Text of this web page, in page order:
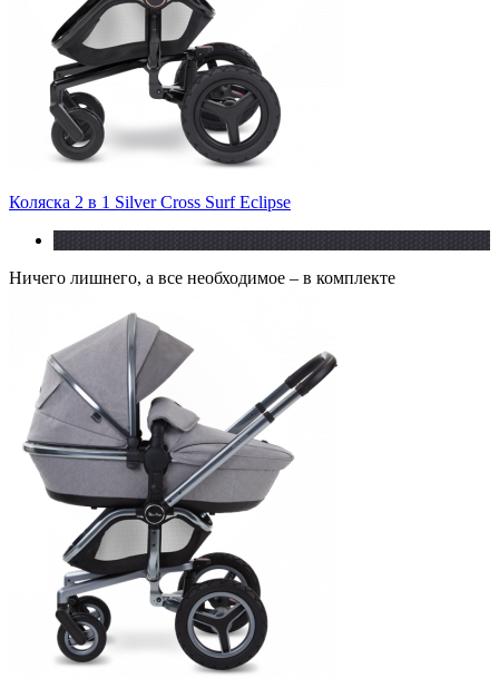
Коляска 2 в 1 Silver Cross Surf Eclipse
Ничего лишнего, а все необходимое – в комплекте